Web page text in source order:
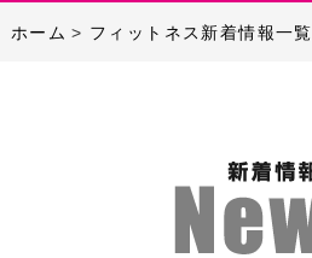
ホーム フィットネス新着情報一覧